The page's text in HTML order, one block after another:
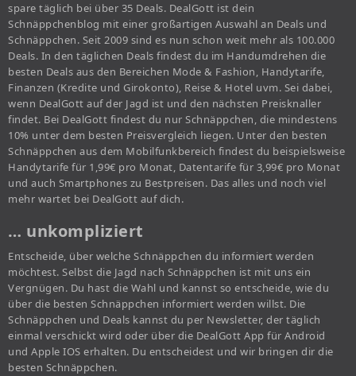
spare täglich bei über 35 Deals. DealGott ist dein
Schnäppchenblog mit einer großartigen Auswahl an Deals und
Schnäppchen. Seit 2009 sind es nun schon weit mehr als 100.000
Deals. In den täglichen Deals findest du im Handumdrehen die
besten Deals aus den Bereichen Mode & Fashion, Handytarife,
Finanzen (Kredite und Girokonto), Reise & Hotel uvm. Sei dabei,
wenn DealGott auf der Jagd ist und den nächsten Preisknaller
findet. Bei DealGott findest du nur Schnäppchen, die mindestens
10% unter dem besten Preisvergleich liegen. Unter den besten
Schnäppchen aus dem Mobilfunkbereich findest du beispielsweise
Handytarife für 1,99€ pro Monat, Datentarife für 3,99€ pro Monat
und auch Smartphones zu Bestpreisen. Das alles und noch viel
mehr wartet bei DealGott auf dich.
… unkompliziert
Entscheide, über welche Schnäppchen du informiert werden
möchtest. Selbst die Jagd nach Schnäppchen ist mit uns ein
Vergnügen. Du hast die Wahl und kannst so entscheide, wie du
über die besten Schnäppchen informiert werden willst. Die
Schnäppchen und Deals kannst du per Newsletter, der täglich
einmal verschickt wird oder über die DealGott App für Android
und Apple IOS erhalten. Du entscheidest und wir bringen dir die
besten Schnäppchen.